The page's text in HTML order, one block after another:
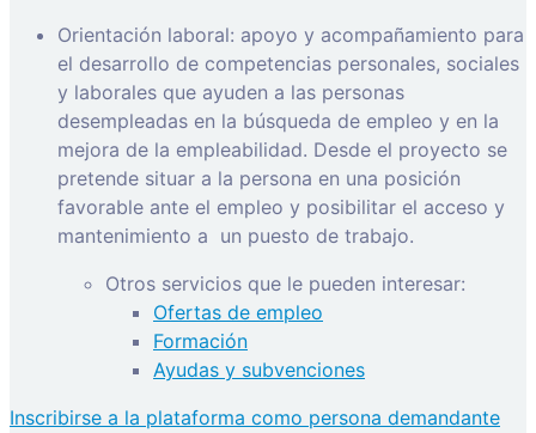
Orientación laboral: apoyo y acompañamiento para
el desarrollo de competencias personales, sociales
y laborales que ayuden a las personas
desempleadas en la búsqueda de empleo y en la
mejora de la empleabilidad. Desde el proyecto se
pretende situar a la persona en una posición
favorable ante el empleo y posibilitar el acceso y
mantenimiento a un puesto de trabajo.
Otros servicios que le pueden interesar:
Ofertas de empleo
Formación
Ayudas y subvenciones
Inscribirse a la plataforma como persona demandante